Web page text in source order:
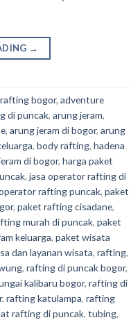
→
bogor, adventure
di puncak, arung jeram,
, arung jeram di bogor, arung
, body rafting, hadena
di bogor, harga paket
, jasa operator rafting di
rafting puncak, paket
, paket rafting cisadane,
murah di puncak, paket
keluarga, paket wisata
dan layanan wisata, rafting,
, rafting di puncak bogor,
kalibaru bogor, rafting di
, rafting katulampa, rafting
rafting di puncak, tubing,